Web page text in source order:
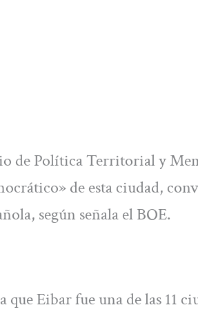
de Política Territorial y
de esta ciudad,
según señala el BOE.
Eibar fue una de las 11